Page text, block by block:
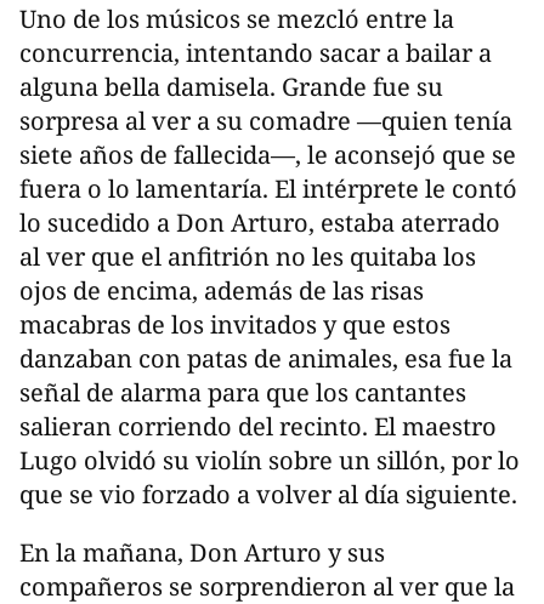
Uno de los músicos se mezcló entre la
concurrencia, intentando sacar a bailar a
alguna bella damisela. Grande fue su
sorpresa al ver a su comadre —quien tenía
siete años de fallecida—, le aconsejó que se
fuera o lo lamentaría. El intérprete le contó
lo sucedido a Don Arturo, estaba aterrado
al ver que el anfitrión no les quitaba los
ojos de encima, además de las risas
macabras de los invitados y que estos
danzaban con patas de animales, esa fue la
señal de alarma para que los cantantes
salieran corriendo del recinto. El maestro
Lugo olvidó su violín sobre un sillón, por lo
que se vio forzado a volver al día siguiente.
En la mañana, Don Arturo y sus
compañeros se sorprendieron al ver que la